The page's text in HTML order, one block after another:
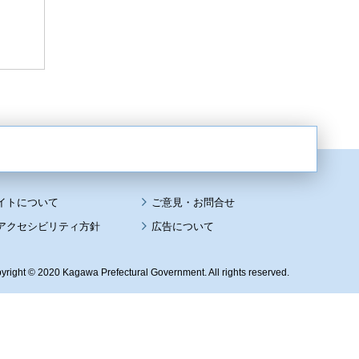
トについて
クセシビリティ方針
広告について
© 2020 Kagawa Prefectural Government. All rights reserved.